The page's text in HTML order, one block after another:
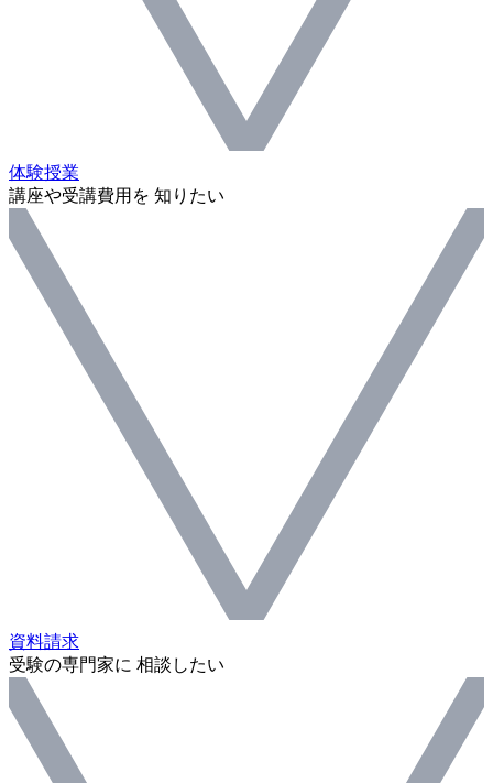
体験授業
講座や受講費用を 知りたい
資料請求
受験の専門家に 相談したい